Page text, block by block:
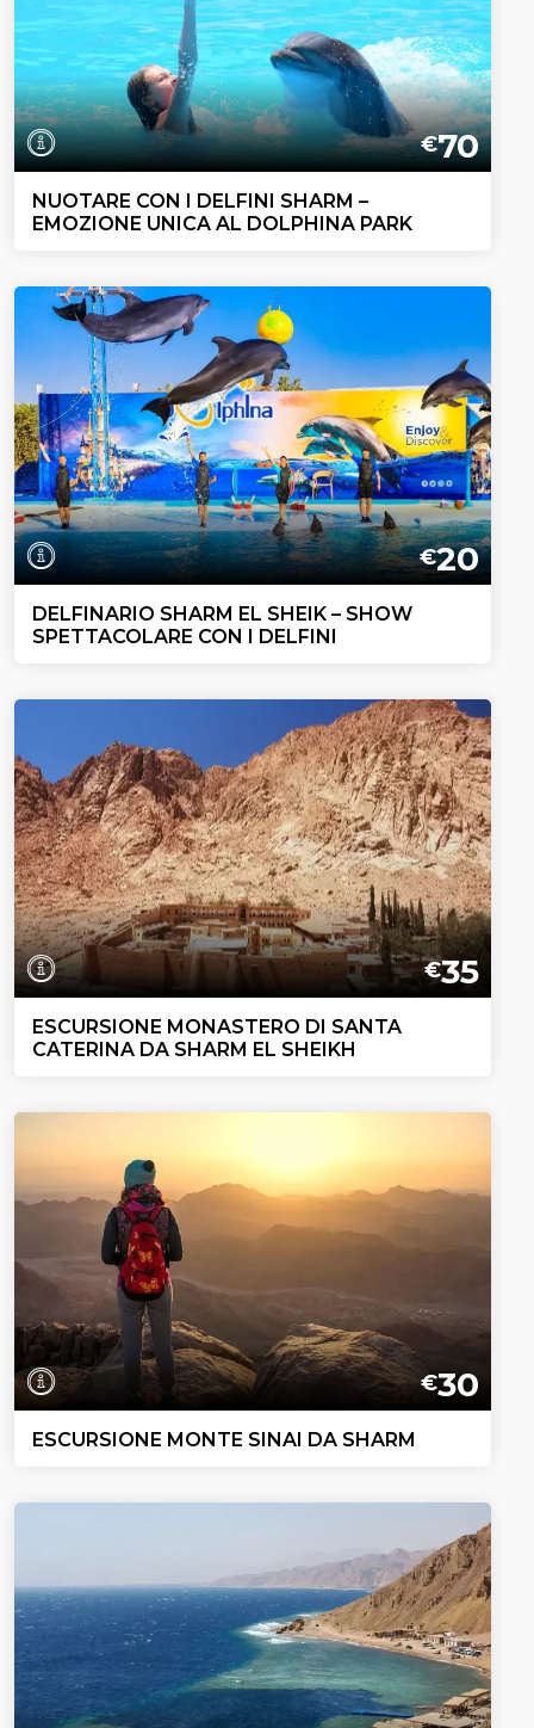
€70
NUOTARE CON I DELFINI SHARM –
EMOZIONE UNICA AL DOLPHINA PARK
€20
DELFINARIO SHARM EL SHEIK – SHOW
SPETTACOLARE CON I DELFINI
€35
ESCURSIONE MONASTERO DI SANTA
CATERINA DA SHARM EL SHEIKH
€30
ESCURSIONE MONTE SINAI DA SHARM